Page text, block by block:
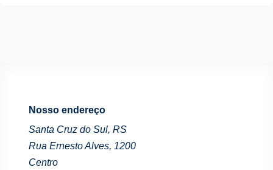
Nosso endereço
Santa Cruz do Sul, RS
Rua Ernesto Alves, 1200
Centro